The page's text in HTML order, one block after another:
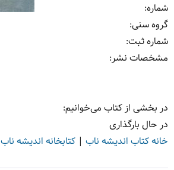
شماره:
گروه سنی:
شماره ثبت:
مشخصات نشر: ‏‫
در بخشی از کتاب می‌خوانیم:
در حال بارگذاری
خانه کتاب اندیشه ناب | کتابخانه اندیشه ناب